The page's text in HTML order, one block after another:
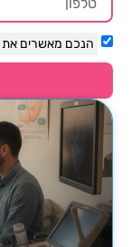
הנכם מאשרים את